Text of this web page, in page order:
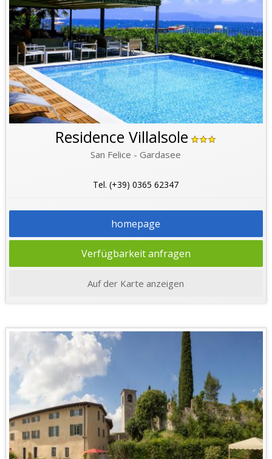
Residence Villalsole
San Felice - Gardasee
Tel. (+39) 0365 62347
homepage
Verfügbarkeit anfragen
Auf der Karte anzeigen